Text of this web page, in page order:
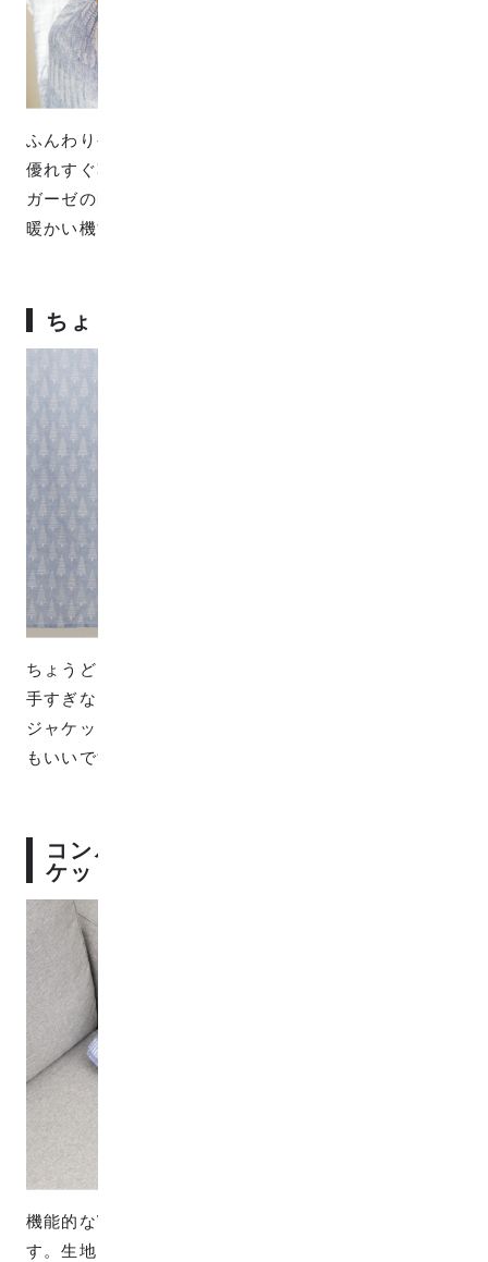
ふんわりやわらかな肌触りで、通気性がよく吸湿性に
優れすぐ乾くWガーゼ生地です。Wガーゼはガーゼと
ガーゼの間に空気を取り込みやすく、夏は涼しく冬は
暖かい機能的な素材です。
ちょうどいいワンピースに
ちょうどいいサイズ感の柄で、ワンピースにしたら派
手すぎないけどちゃんと個性的に仕上がります。
ジャケットやコートを羽織って、アクセントに使って
もいいですね。
コンパクトに機能的なWガーゼブラン
ケット
機能的なWガーゼなのでブランケットにもおすすめで
す。生地だからコンパクトに収まって、持ち運びも気